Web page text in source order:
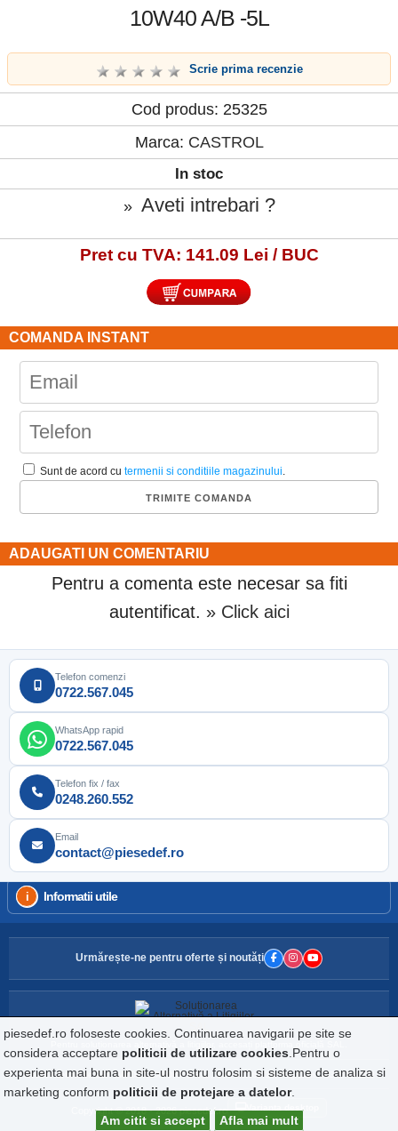
10W40 A/B -5L
Scrie prima recenzie
Cod produs: 25325
Marca: CASTROL
In stoc
» Aveti intrebari ?
Pret cu TVA: 141.09 Lei / BUC
COMANDA INSTANT
Sunt de acord cutermenii si conditiile magazinului
ADAUGATI UN COMENTARIU
Pentru a comenta este necesar sa fiti
autentificat. » Click aici
Telefon comenzi
0722.567.045
WhatsApp rapid
0722.567.045
Telefon fix / fax
0248.260.552
Email
contact@piesedef.ro
Informatii utile
Urmărește-ne pentru oferte și noutăți
Website detinut de DEF IMPORT EXPORT S.R.L., CIF: RO160729, Reg.Com: J03/2242/1992
Copyright © 2018 - 2026 piesedef.ro
piesedef.ro foloseste cookies. Continuarea navigarii pe site se
considera acceptare politicii de utilizare cookies .Pentru o
experienta mai buna in site-ul nostru folosim si sisteme de analiza si
marketing conform politicii de protejare a datelor.
Am citit si accept
Afla mai mult